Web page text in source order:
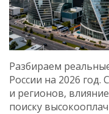
Разбираем
России на 2026
и регионов,
поиску